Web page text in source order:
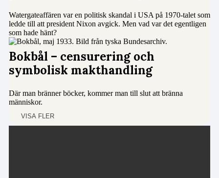
Watergateaffären var en politisk skandal i USA på 1970-talet som
ledde till att president Nixon avgick. Men vad var det egentligen
som hade hänt?
Bokbål – censurering och
symbolisk makthandling
Där man bränner böcker, kommer man till slut att bränna
människor.
VISA FLER